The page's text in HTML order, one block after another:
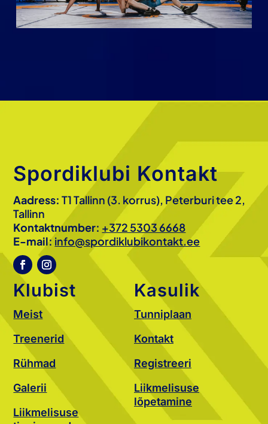
Spordiklubi Kontakt
Aadress: T1 Tallinn (3. korrus), Peterburi tee 2,
Tallinn
Kontaktnumber: +372 5303 6668
E-mail:info@spordiklubikontakt.ee
Klubist
Meist
Treenerid
Rühmad
Galerii
Liikmelisuse
Kasulik
Tunniplaan
Kontakt
Registreeri
Liikmelisuse
lõpetamine